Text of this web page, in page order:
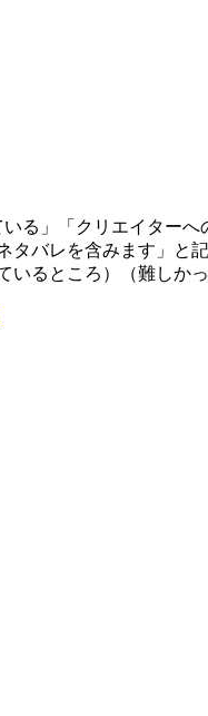
る」「クリエイターへ
バレを含みます」と
るところ）（難しか